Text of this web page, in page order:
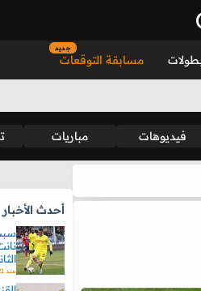
مسابقة التوقعات
جديد
فيديوهات مباريات
أحدث الأخبار
منذ 21 دقيقه